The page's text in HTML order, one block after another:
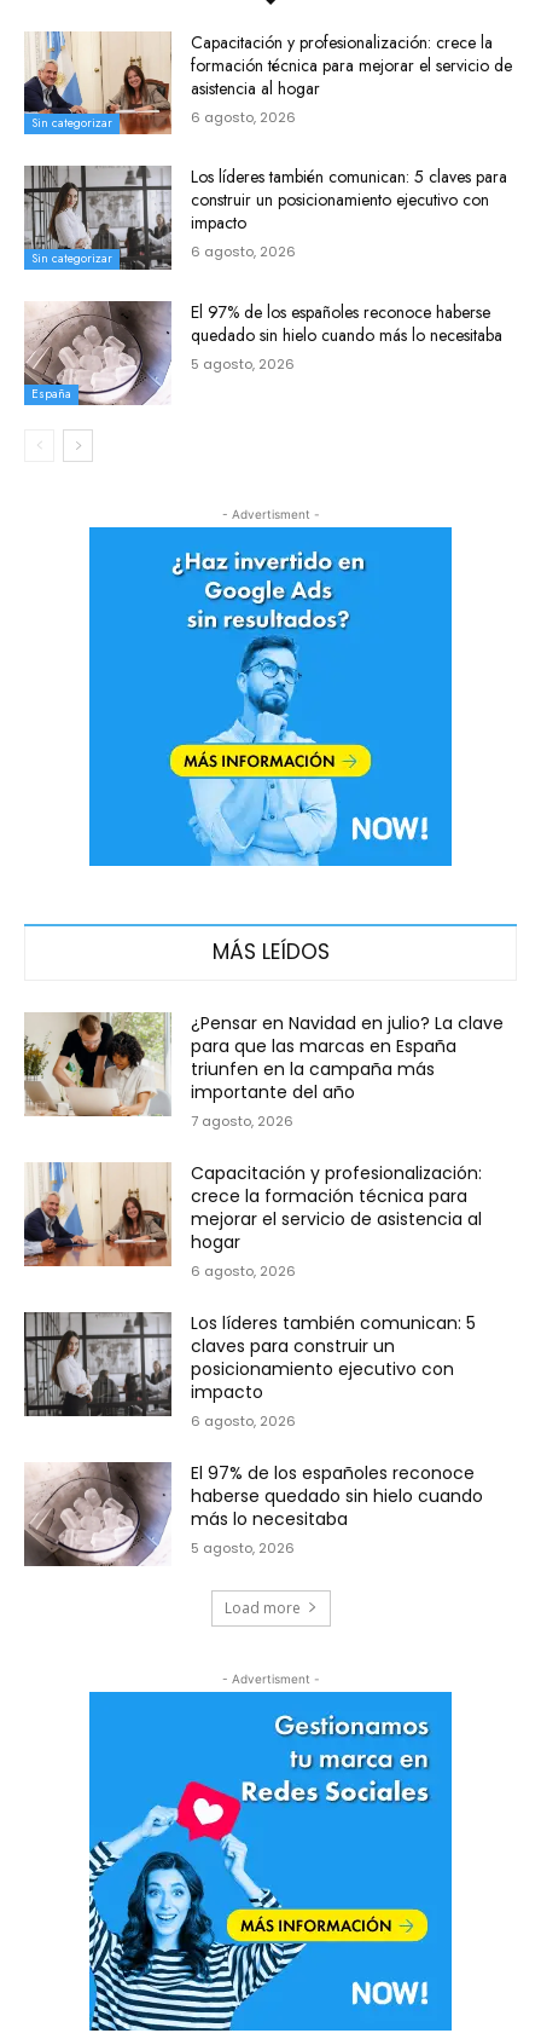
Sin categorizar
Capacitación y profesionalización: crece la
formación técnica para mejorar el servicio de
asistencia al hogar
6 agosto, 2026
Sin categorizar
Los líderes también comunican: 5 claves para
construir un posicionamiento ejecutivo con
impacto
6 agosto, 2026
España
El 97% de los españoles reconoce haberse
quedado sin hielo cuando más lo necesitaba
5 agosto, 2026
- Advertisment -
MÁS LEÍDOS
¿Pensar en Navidad en julio? La clave
para que las marcas en España
triunfen en la campaña más
importante del año
7 agosto, 2026
Capacitación y profesionalización:
crece la formación técnica para
mejorar el servicio de asistencia al
hogar
6 agosto, 2026
Los líderes también comunican: 5
claves para construir un
posicionamiento ejecutivo con
impacto
6 agosto, 2026
El 97% de los españoles reconoce
haberse quedado sin hielo cuando
más lo necesitaba
5 agosto, 2026
Load more
- Advertisment -